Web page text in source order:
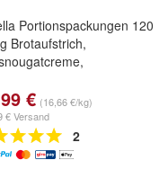
Portionspackungen 120
Brotaufstrich,
€ (16,66 €/kg)
€ Versand
2